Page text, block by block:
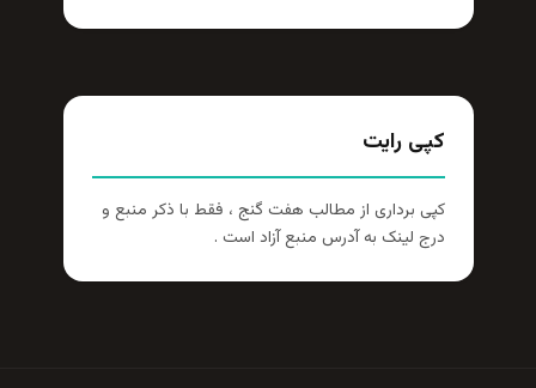
کپی رایت
کپی برداری از مطالب هفت گنج ، فقط با ذکر منبع و
درج لینک به آدرس منبع آزاد است .